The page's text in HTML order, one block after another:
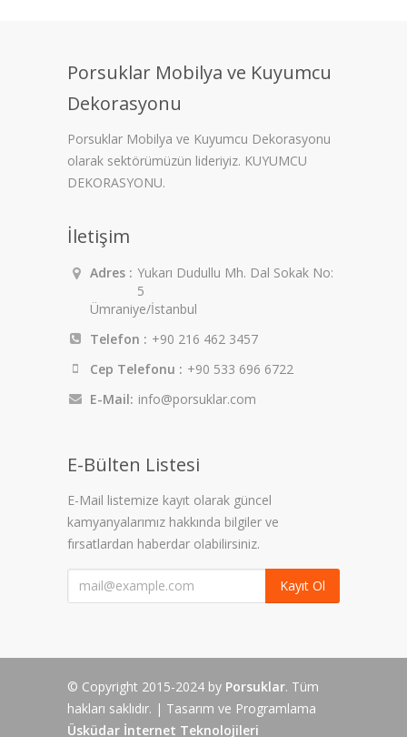
Porsuklar Mobilya ve Kuyumcu
Dekorasyonu
Porsuklar Mobilya ve Kuyumcu Dekorasyonu
olarak sektörümüzün lideriyiz. KUYUMCU
DEKORASYONU.
İletişim
Adres : Yukarı Dudullu Mh. Dal Sokak No:
5
Ümraniye/İstanbul
Telefon : +90 216 462 3457
Cep Telefonu : +90 533 696 6722
E-Mail: info@porsuklar.com
E-Bülten Listesi
E-Mail listemize kayıt olarak güncel
kamyanyalarımız hakkında bilgiler ve
fırsatlardan haberdar olabilirsiniz.
Kayıt Ol
© Copyright 2015-2024 by Porsuklar. Tüm
hakları saklıdır. | Tasarım ve Programlama
Üsküdar İnternet Teknolojileri